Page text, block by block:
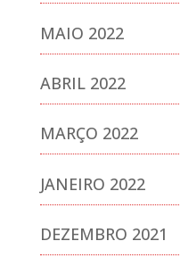
MAIO 2022
ABRIL 2022
MARÇO 2022
JANEIRO 2022
DEZEMBRO 2021